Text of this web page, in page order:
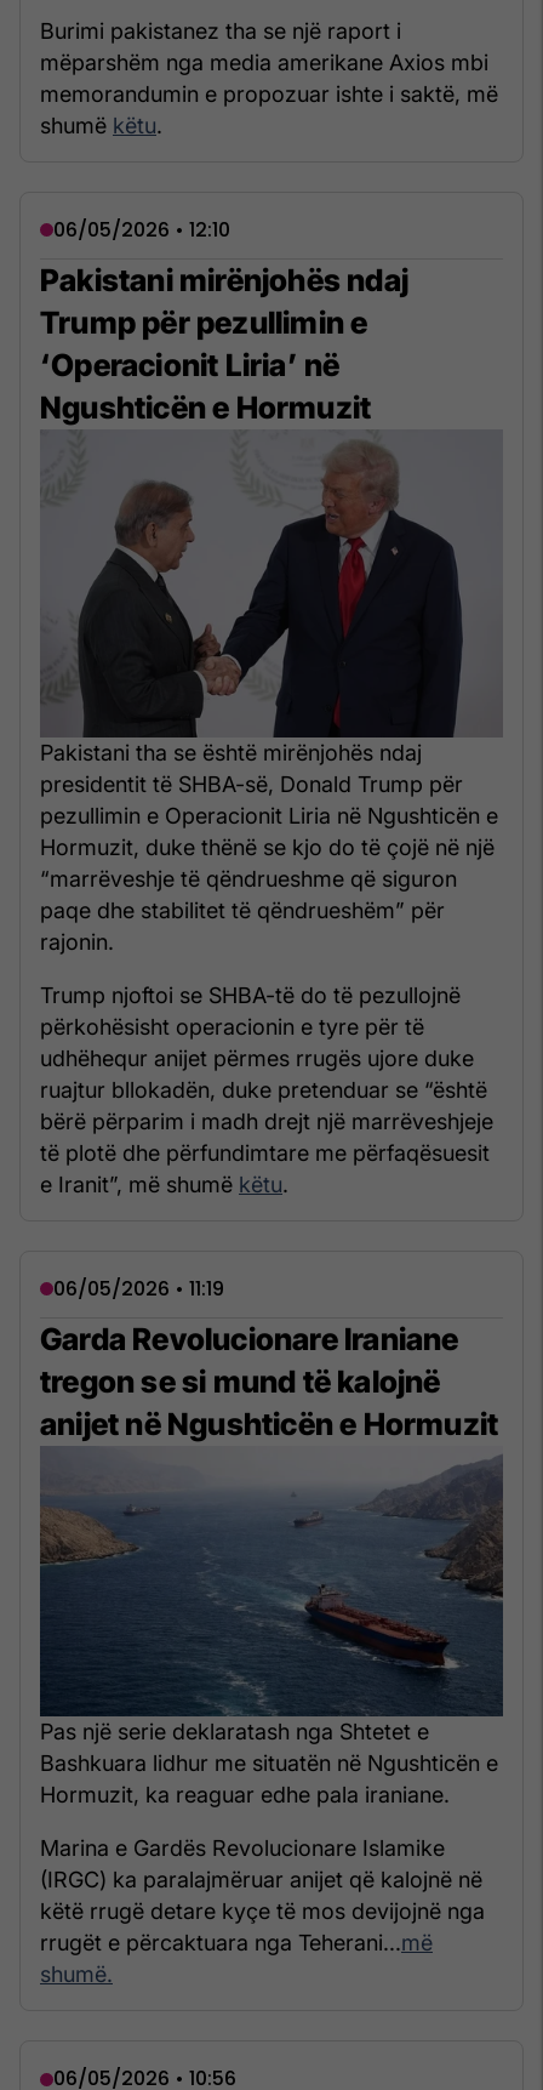
Burimi pakistanez tha se një raport i
mëparshëm nga media amerikane Axios mbi
memorandumin e propozuar ishte i saktë, më
shumë këtu.
06/05/2026 • 12:10
Pakistani mirënjohës ndaj
Trump për pezullimin e
‘Operacionit Liria’ në
Ngushticën e Hormuzit
Pakistani tha se është mirënjohës ndaj
presidentit të SHBA-së, Donald Trump për
pezullimin e Operacionit Liria në Ngushticën e
Hormuzit, duke thënë se kjo do të çojë në një
“marrëveshje të qëndrueshme që siguron
paqe dhe stabilitet të qëndrueshëm” për
rajonin.
Trump njoftoi se SHBA-të do të pezullojnë
përkohësisht operacionin e tyre për të
udhëhequr anijet përmes rrugës ujore duke
ruajtur bllokadën, duke pretenduar se “është
bërë përparim i madh drejt një marrëveshjeje
të plotë dhe përfundimtare me përfaqësuesit
e Iranit”, më shumë këtu.
06/05/2026 • 11:19
Garda Revolucionare Iraniane
tregon se si mund të kalojnë
anijet në Ngushticën e Hormuzit
Pas një serie deklaratash nga Shtetet e
Bashkuara lidhur me situatën në Ngushticën e
Hormuzit, ka reaguar edhe pala iraniane.
Marina e Gardës Revolucionare Islamike
(IRGC) ka paralajmëruar anijet që kalojnë në
këtë rrugë detare kyçe të mos devijojnë nga
rrugët e përcaktuara nga Teherani...më
shumë.
06/05/2026 • 10:56